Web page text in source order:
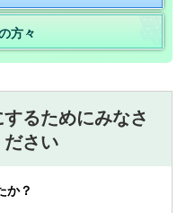
方々
るためにみなさ
ださい
か？